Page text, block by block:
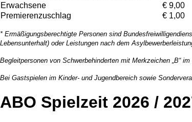
Erwachsene
€ 9,00
Premierenzuschlag
€ 1,00
* Ermäßigungsberechtigte Personen sind
Lebensunterhalt) oder Leistungen nach dem
Begleitpersonen von Schwerbehinderten mit Merkzeichen „B“
Bei Gastspielen im Kinder- und Jugendbereich sowie
ABO Spielzeit 2026 /